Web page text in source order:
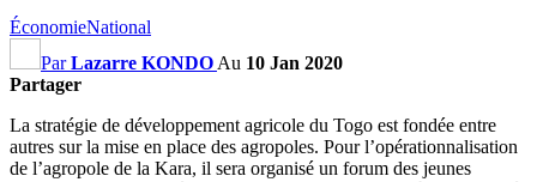
ÉconomieNational
ParLazarre KONDO Au 10 Jan 2020
Partager
La stratégie de développement agricole du Togo est fondée entre
autres sur la mise en place des agropoles. Pour l’opérationnalisation
de l’agropole de la Kara, il sera organisé un forum des jeunes